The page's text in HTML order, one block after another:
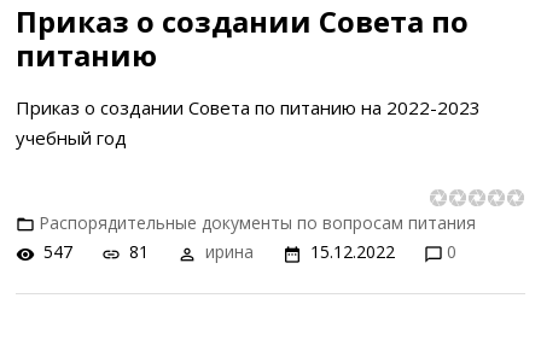
Приказ о создании Совета по
питанию
Приказ о создании Совета по питанию на 2022-2023
учебный год
Распорядительные документы по вопросам питания
547
81 ирина 15.12.2022 0